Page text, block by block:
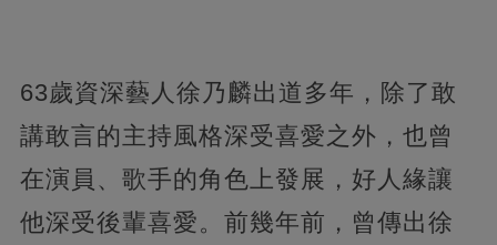
63歲資深藝人徐乃麟出道多年，除了敢
講敢言的主持風格深受喜愛之外，也曾
在演員、歌手的角色上發展，好人緣讓
他深受後輩喜愛。前幾年前，曾傳出徐